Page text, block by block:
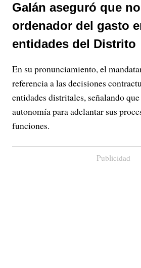
Galán aseguró que
ordenador del gasto
entidades del Distrito
En su pronunciamiento, el
referencia a las decisiones
entidades distritales, señalando
autonomía para adelantar sus
funciones.
Publicidad